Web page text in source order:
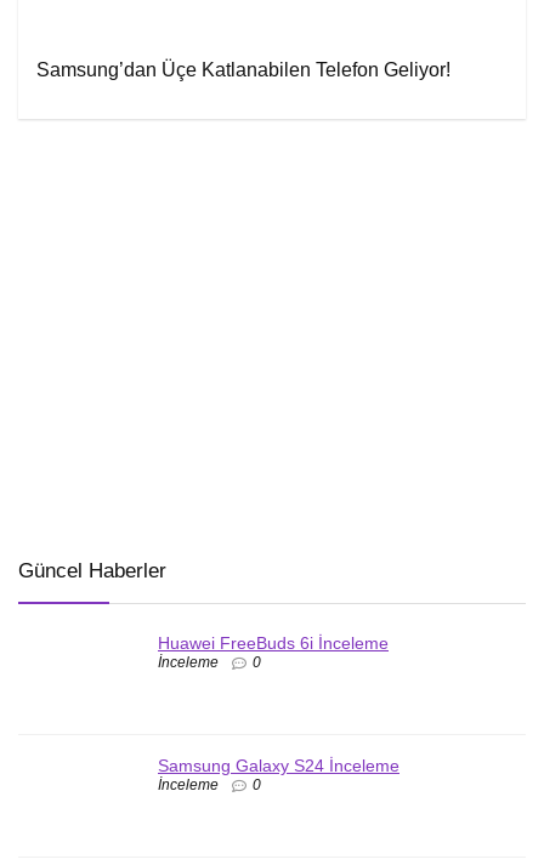
Samsung’dan Üçe Katlanabilen Telefon Geliyor!
Güncel Haberler
Huawei FreeBuds 6i İnceleme
İnceleme 0
Samsung Galaxy S24 İnceleme
İnceleme 0